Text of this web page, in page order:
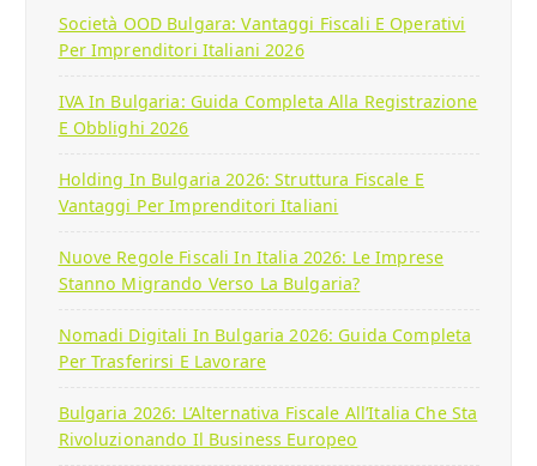
Società OOD Bulgara: Vantaggi Fiscali E Operativi
Per Imprenditori Italiani 2026
IVA In Bulgaria: Guida Completa Alla Registrazione
E Obblighi 2026
Holding In Bulgaria 2026: Struttura Fiscale E
Vantaggi Per Imprenditori Italiani
Nuove Regole Fiscali In Italia 2026: Le Imprese
Stanno Migrando Verso La Bulgaria?
Nomadi Digitali In Bulgaria 2026: Guida Completa
Per Trasferirsi E Lavorare
Bulgaria 2026: L’Alternativa Fiscale All’Italia Che Sta
Rivoluzionando Il Business Europeo